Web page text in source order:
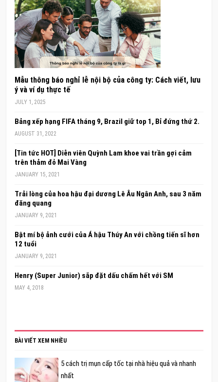
Mẫu thông báo nghỉ lễ nội bộ của công ty: Cách viết, lưu
ý và ví dụ thực tế
JULY 1, 2025
Bảng xếp hạng FIFA tháng 9, Brazil giữ top 1, Bỉ đứng thứ 2.
AUGUST 31, 2022
[Tin tức HOT] Diễn viên Quỳnh Lam khoe vai trần gợi cảm
trên thảm đỏ Mai Vàng
JANUARY 15, 2021
Trải lòng của hoa hậu đại dương Lê Âu Ngân Anh, sau 3 năm
đăng quang
JANUARY 9, 2021
Bật mí bộ ảnh cưới của Á hậu Thúy An với chồng tiến sĩ hơn
12 tuổi
JANUARY 9, 2021
Henry (Super Junior) sắp đặt dấu chấm hết với SM
MAY 4, 2018
BÀI VIẾT XEM NHIỀU
5 cách trị mụn cấp tốc tại nhà hiệu quả và nhanh
nhất